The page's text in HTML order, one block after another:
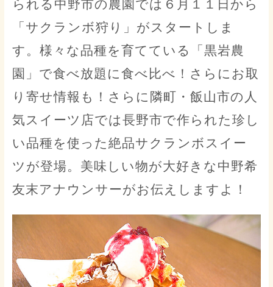
られる中野市の農園では６月１１日から
「サクランボ狩り」がスタートしま
す。様々な品種を育てている「黒岩農
園」で食べ放題に食べ比べ！さらにお取
り寄せ情報も！さらに隣町・飯山市の人
気スイーツ店では長野市で作られた珍し
い品種を使った絶品サクランボスイー
ツが登場。美味しい物が大好きな中野希
友末アナウンサーがお伝えしますよ！